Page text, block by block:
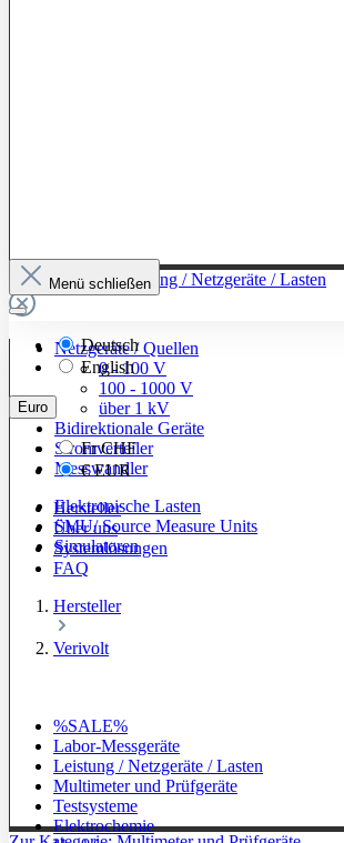
Zur Kategorie: Leistung / Netzgeräte / Lasten
Netzgeräte / Quellen
0 - 100 V
100 - 1000 V
über 1 kV
Bidirektionale Geräte
Stromverteiler
Messwandler
Elektronische Lasten
SMU/ Source Measure Units
Simulatoren
Menü schließen
Deutsch
English
Euro
FrCHF
€EUR
Hersteller
Über uns
Systemlösungen
FAQ
Hersteller
Verivolt
%SALE%
Labor-Messgeräte
Leistung / Netzgeräte / Lasten
Multimeter und Prüfgeräte
Testsysteme
Elektrochemie